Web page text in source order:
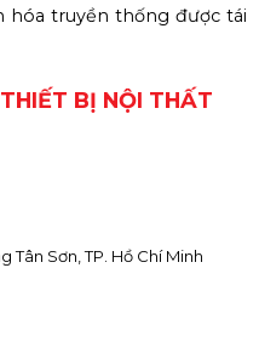
hóa truyền thống được tái
BỊ NỘI THẤT
Tân Sơn, TP. Hồ Chí Minh